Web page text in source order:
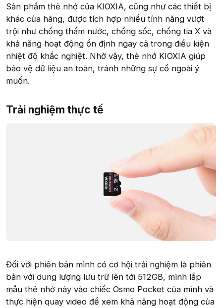
Sản phẩm thẻ nhớ của KIOXIA, cũng như các thiết bị
khác của hãng, được tích hợp nhiều tính năng vượt
trội như chống thấm nước, chống sốc, chống tia X và
khả năng hoạt động ổn định ngay cả trong điều kiện
nhiệt độ khắc nghiệt. Nhờ vậy, thẻ nhớ KIOXIA giúp
bảo vệ dữ liệu an toàn, tránh những sự cố ngoài ý
muốn.
Trải nghiệm thực tế​
Đối với phiên bản mình có cơ hội trải nghiệm là phiên
bản với dung lượng lưu trữ lên tới 512GB, mình lắp
mẫu thẻ nhớ này vào chiếc Osmo Pocket của mình và
thực hiện quay video để xem khả năng hoạt động của